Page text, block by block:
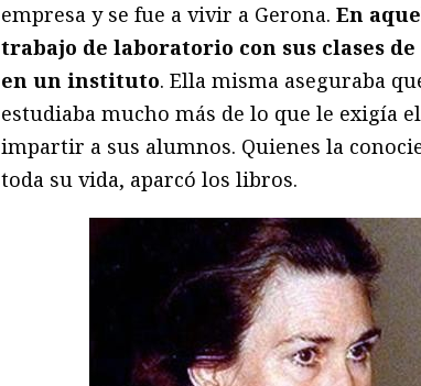
empresa y se fue a vivir a Gerona. En
trabajo de laboratorio con sus clases
en un instituto. Ella misma aseguraba
estudiaba mucho más de lo que le exigía
impartir a sus alumnos. Quienes la
toda su vida, aparcó los libros.